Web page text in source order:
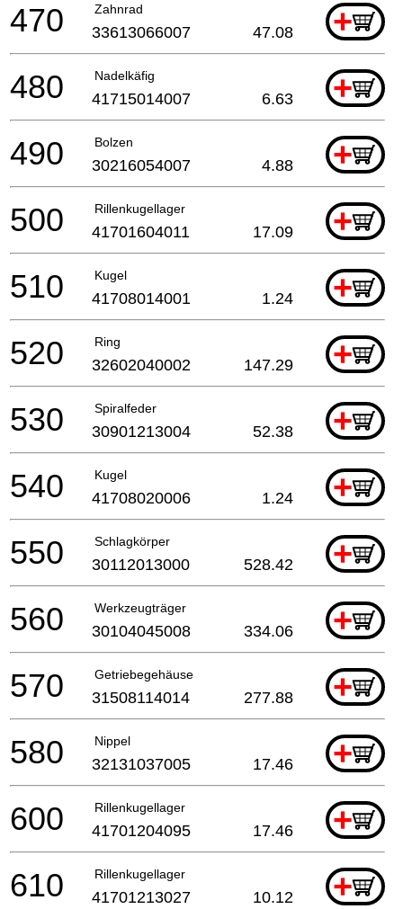
Zahnrad +
470 33613066007 47.08
Nadelkäfig +
480 41715014007 6.63
Bolzen +
490 30216054007 4.88
Rillenkugellager +
500 41701604011 17.09
Kugel +
510 41708014001 1.24
Ring +
520 32602040002 147.29
Spiralfeder +
530 30901213004 52.38
Kugel +
540 41708020006 1.24
Schlagkörper +
550 30112013000 528.42
Werkzeugträger +
560 30104045008 334.06
Getriebegehäuse +
570 31508114014 277.88
Nippel +
580 32131037005 17.46
Rillenkugellager +
600 41701204095 17.46
Rillenkugellager +
610 41701213027 10.12